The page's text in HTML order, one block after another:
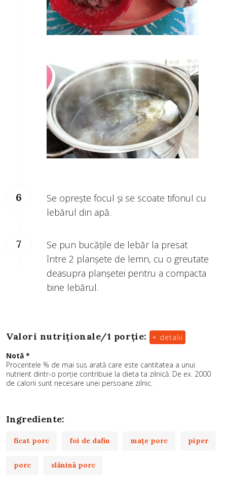
Se oprește focul și se scoate tifonul cu
lebărul din apă.
Se pun bucățile de lebăr la presat
între 2 planșete de lemn, cu o greutate
deasupra planșetei pentru a compacta
bine lebărul.
Valori nutriționale/1 porție:
+ detalii
Notă *
Procentele % de mai sus arată care este cantitatea a unui
nutrient dintr-o porție contribuie la dieta ta zilnică. De ex. 2000
de calorii sunt necesare unei persoane zilnic.
Ingrediente:
ficat porc foi de dafin maţe porc piper
porc slănină porc